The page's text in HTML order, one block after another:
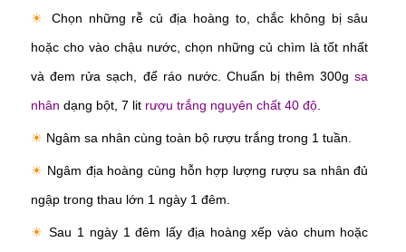
☀ Chọn những rễ củ địa hoàng to, chắc không bị sâu
hoặc cho vào chậu nước, chọn những củ chìm là tốt nhất
và đem rửa sạch, để ráo nước. Chuẩn bị thêm 300gsa
nhân dạng bột, 7 lit rượu trắng nguyên chất 40 độ
☀ Ngâm sa nhân cùng toàn bộ rượu trắng trong 1 tuần.
☀ Ngâm địa hoàng cùng hỗn hợp lượng rượu sa nhân đủ
ngập trong thau lớn 1 ngày 1 đêm.
☀Sau 1 ngày 1 đêm lấy địa hoàng xếp vào chum hoặc